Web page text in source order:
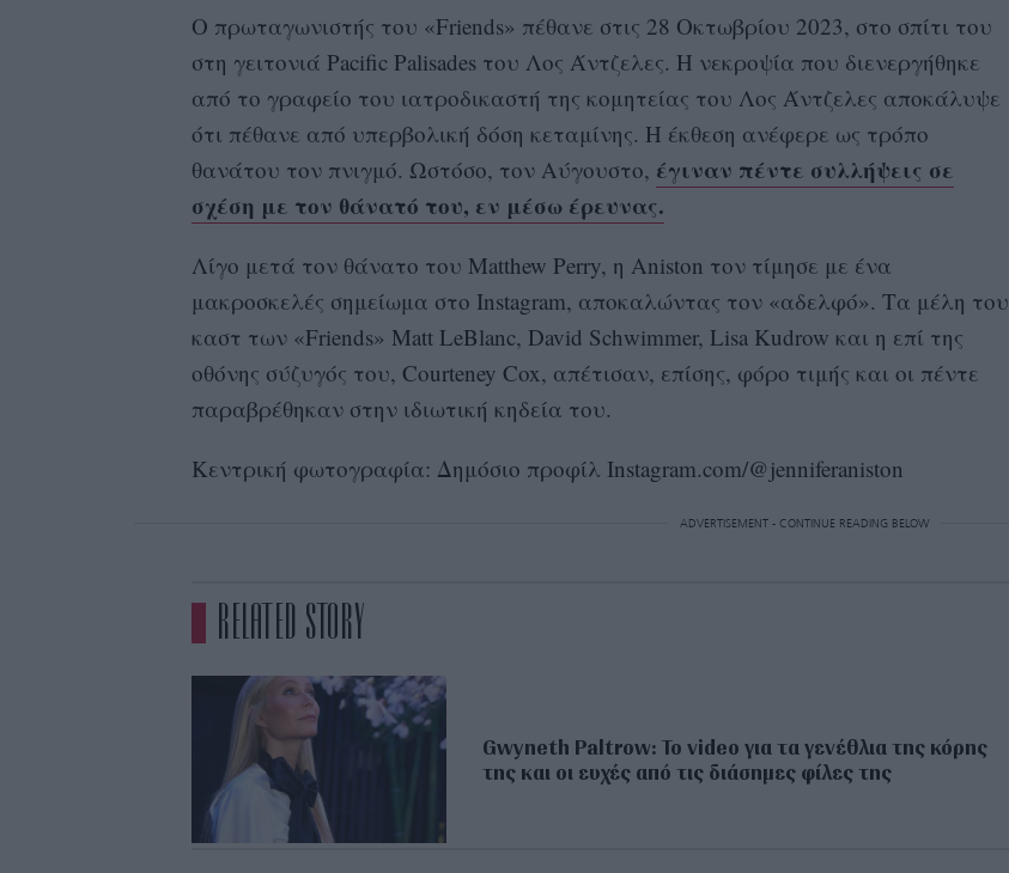
Ο πρωταγωνιστής του «Friends» πέθανε στις 28 Οκτωβρίου 2023, στο σπίτι του
στη γειτονιά Pacific Palisades του Λος Άντζελες. Η νεκροψία που διενεργήθηκε
από το γραφείο του ιατροδικαστή της κομητείας του Λος Άντζελες αποκάλυψε
ότι πέθανε από υπερβολική δόση κεταμίνης. Η έκθεση ανέφερε ως τρόπο
θανάτου τον πνιγμό. Ωστόσο, τον Αύγουστο, έγιναν πέντε συλλήψεις σε
σχέση με τον θάνατό του, εν μέσω έρευνας.
Λίγο μετά τον θάνατο του Matthew Perry, η Aniston τον τίμησε με ένα
μακροσκελές σημείωμα στο Instagram, αποκαλώντας τον «αδελφό». Τα μέλη του
καστ των «Friends» Matt LeBlanc, David Schwimmer, Lisa Kudrow και η επί της
οθόνης σύζυγός του, Courteney Cox, απέτισαν, επίσης, φόρο τιμής και οι πέντε
παραβρέθηκαν στην ιδιωτική κηδεία του.
Κεντρική φωτογραφία: Δημόσιο προφίλ Instagram.com/@jenniferaniston
ADVERTISEMENT - CONTINUE READING BELOW
RELATED STORY
Gwyneth Paltrow: Το video για τα γενέθλια της κόρης
της και οι ευχές από τις διάσημες φίλες της